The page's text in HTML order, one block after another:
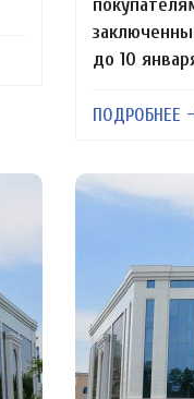
до 10
ПОДРОБНЕЕ